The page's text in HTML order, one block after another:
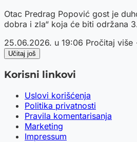
Otac Predrag Popović gost je
dobra i zla“ koja će biti održana
25.06.2026. u 19:06 Pročitaj više
Učitaj još
Korisni linkovi
Uslovi korišćenja
Politika privatnosti
Pravila komentarisanja
Marketing
Impressum